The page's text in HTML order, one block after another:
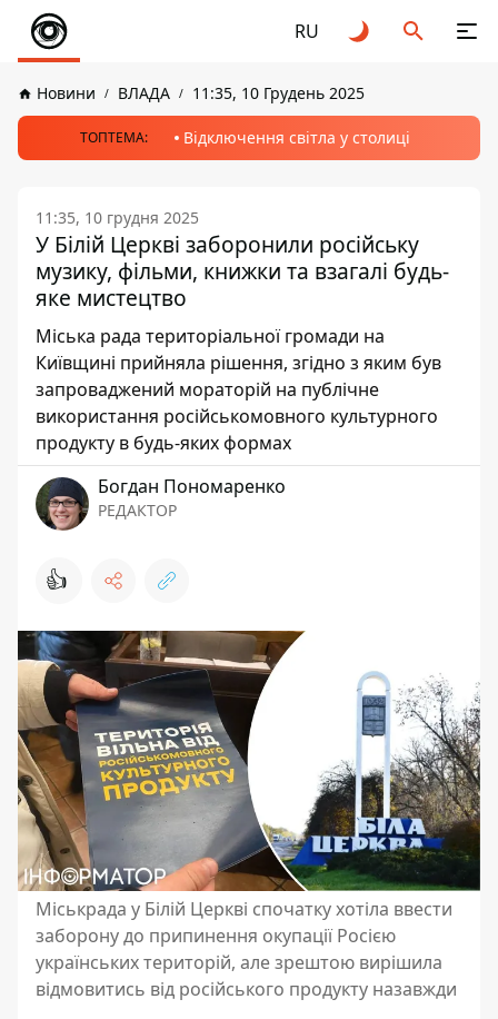
RU
Новини ВЛАДА 11:35, 10 Грудень 2025
ТОПТЕМА: Відключення світла у столиці
11:35, 10 грудня 2025
У Білій Церкві заборонили російську
музику, фільми, книжки та взагалі будь-
яке мистецтво
Міська рада територіальної громади на
Київщині прийняла рішення, згідно з яким був
запроваджений мораторій на публічне
використання російськомовного культурного
продукту в будь-яких формах
Богдан Пономаренко
РЕДАКТОР
👍
Міськрада у Білій Церкві спочатку хотіла ввести
заборону до припинення окупації Росією
українських територій, але зрештою вирішила
відмовитись від російського продукту назавжди